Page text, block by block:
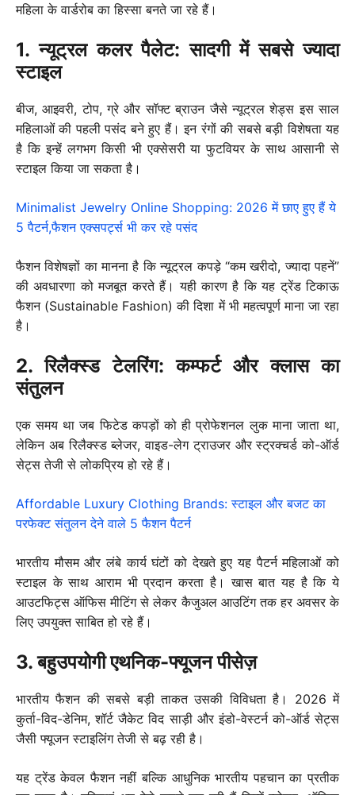
महिला के वार्डरोब का हिस्सा बनते जा रहे हैं।
1. न्यूट्रल कलर पैलेट: सादगी में सबसे ज्यादा
स्टाइल
बीज, आइवरी, टोप, ग्रे और सॉफ्ट ब्राउन जैसे न्यूट्रल शेड्स इस साल
महिलाओं की पहली पसंद बने हुए हैं। इन रंगों की सबसे बड़ी विशेषता यह
है कि इन्हें लगभग किसी भी एक्सेसरी या फुटवियर के साथ आसानी से
स्टाइल किया जा सकता है।
Minimalist Jewelry Online Shopping: 2026 में छाए हुए हैं ये
5 पैटर्न,फैशन एक्सपर्ट्स भी कर रहे पसंद
फैशन विशेषज्ञों का मानना है कि न्यूट्रल कपड़े “कम खरीदो, ज्यादा पहनें”
की अवधारणा को मजबूत करते हैं। यही कारण है कि यह ट्रेंड टिकाऊ
फैशन (Sustainable Fashion) की दिशा में भी महत्वपूर्ण माना जा रहा
है।
2. रिलैक्स्ड टेलरिंग: कम्फर्ट और क्लास का
संतुलन
एक समय था जब फिटेड कपड़ों को ही प्रोफेशनल लुक माना जाता था,
लेकिन अब रिलैक्स्ड ब्लेजर, वाइड-लेग ट्राउजर और स्ट्रक्चर्ड को-ऑर्ड
सेट्स तेजी से लोकप्रिय हो रहे हैं।
Affordable Luxury Clothing Brands: स्टाइल और बजट का
परफेक्ट संतुलन देने वाले 5 फैशन पैटर्न
भारतीय मौसम और लंबे कार्य घंटों को देखते हुए यह पैटर्न महिलाओं को
स्टाइल के साथ आराम भी प्रदान करता है। खास बात यह है कि ये
आउटफिट्स ऑफिस मीटिंग से लेकर कैजुअल आउटिंग तक हर अवसर के
लिए उपयुक्त साबित हो रहे हैं।
3. बहुउपयोगी एथनिक-फ्यूजन पीसेज़
भारतीय फैशन की सबसे बड़ी ताकत उसकी विविधता है। 2026 में
कुर्ता-विद-डेनिम, शॉर्ट जैकेट विद साड़ी और इंडो-वेस्टर्न को-ऑर्ड सेट्स
जैसी फ्यूजन स्टाइलिंग तेजी से बढ़ रही है।
यह ट्रेंड केवल फैशन नहीं बल्कि आधुनिक भारतीय पहचान का प्रतीक